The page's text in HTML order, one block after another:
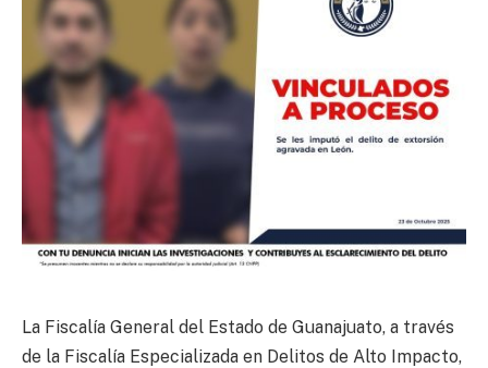
La Fiscalía General del Estado de Guanajuato, a través
de la Fiscalía Especializada en Delitos de Alto Impacto,